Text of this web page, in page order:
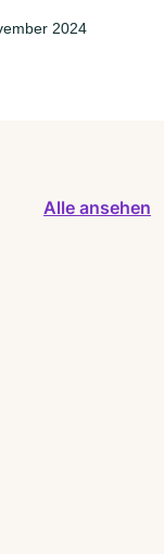
2024
Alle ansehen